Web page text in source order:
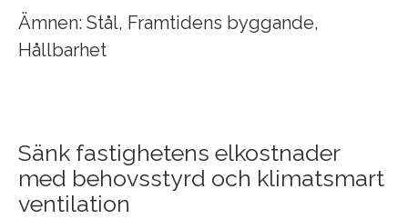
Ämnen: Stål, Framtidens byggande,
Hållbarhet
Sänk fastighetens elkostnader
med behovsstyrd och klimatsmart
ventilation